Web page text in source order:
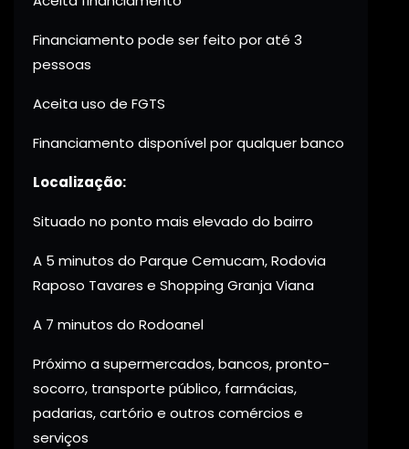
Financiamento pode ser feito por até 3
pessoas
Aceita uso de FGTS
Financiamento disponível por qualquer banco
Localização:
Situado no ponto mais elevado do bairro
A 5 minutos do Parque Cemucam, Rodovia
Raposo Tavares e Shopping Granja Viana
A 7 minutos do Rodoanel
Próximo a supermercados, bancos, pronto-
socorro, transporte público, farmácias,
padarias, cartório e outros comércios e
serviços